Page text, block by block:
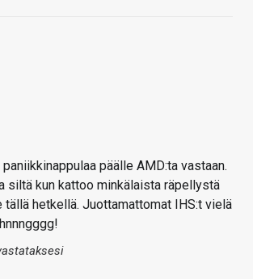
päälle AMD:ta vastaan.
siltä kun kattoo minkälaista räpellystä
tällä hetkellä. Juottamattomat IHS:t vielä